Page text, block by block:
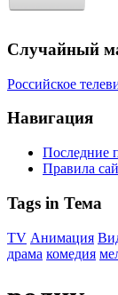
Случайный
Российское
Навигация
Последние
Правила
Tags in Тема
TV Анимация
драма комедия